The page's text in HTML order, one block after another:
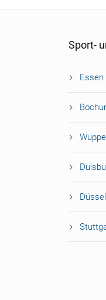
Sport-
Essen